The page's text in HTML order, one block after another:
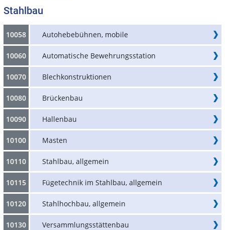
Stahlbau
10058 Autohebebühnen, mobile
10060 Automatische Bewehrungsstation
10070 Blechkonstruktionen
10080 Brückenbau
10090 Hallenbau
10100 Masten
10110 Stahlbau, allgemein
10115 Fügetechnik im Stahlbau, allgemein
10120 Stahlhochbau, allgemein
10130 Versammlungsstättenbau